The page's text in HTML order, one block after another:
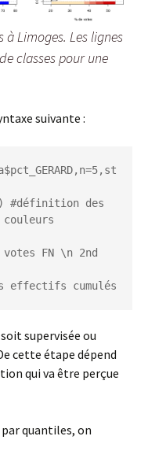
Limoges. Les lignes
classes pour une
suivante :
#définition des
votes FN \n 2nd
effectifs cumulés
supervisée ou
cette étape dépend
qui va être perçue
quantiles, on